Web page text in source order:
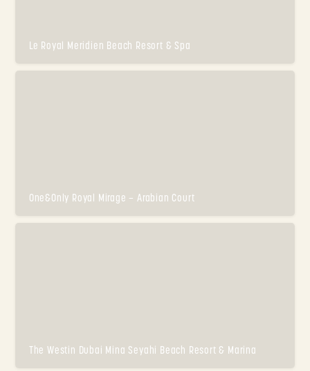
Le Royal Meridien Beach Resort & Spa
One&Only Royal Mirage – Arabian Court
The Westin Dubai Mina Seyahi Beach Resort & Marina